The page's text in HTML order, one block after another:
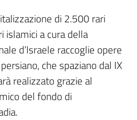
di 2.500 rari
islamici a cura della
d’Israele raccoglie opere
che spaziano dal IX
realizzato grazie al
del fondo di